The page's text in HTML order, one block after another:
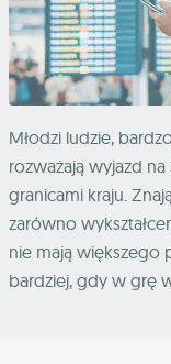
Młodzi ludzie,
rozważają wyjazd
granicami kraju.
zarówno
nie mają większego
bardziej, gdy w grę